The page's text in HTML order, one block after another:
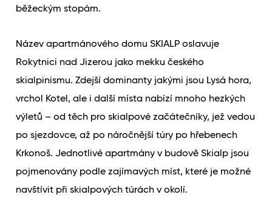
běžeckým stopám.
Název apartmánového domu SKIALP oslavuje
Rokytnici nad Jizerou jako mekku českého
skialpinismu. Zdejší dominanty jakými jsou Lysá hora,
vrchol Kotel, ale i další místa nabízí mnoho hezkých
výletů – od těch pro skialpové začátečníky, jež vedou
po sjezdovce, až po náročnější túry po hřebenech
Krkonoš. Jednotlivé apartmány v budově Skialp jsou
pojmenovány podle zajímavých míst, které je možné
navštívit při skialpových túrách v okolí.